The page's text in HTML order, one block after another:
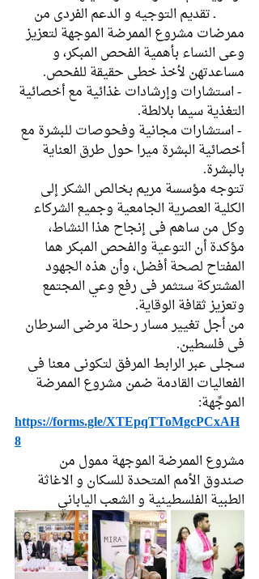
ـ تقديم التوجيه و الدعم الفردي من
ممرضات مشروع الممرضة الموجهة لتعزيز
وعي النساء بأهمية الفحص المبكر، و
مساعدتهن لأخذ خطى حقيقة للفحص.
- استشارات وإرشادات غذائية مع أخصائية
التغذية سيما بلالطة.
- استشارات مجانية وفحوصات للبشرة مع
أخصائية البشرة ميرا حول طرق العناية
بالبشرة.
تتوجه مؤسسة مريم بخالص الشكر إلى
الكلية العصرية الجامعية وجميع الشركاء
وكل من ساهم في إنجاح هذا النشاط،
مؤكدة أن التوعية والفحص المبكر هما
المفتاح لصحة أفضل، وأن هذه الجهود
المشتركة ستثمر في رفع وعي المجتمع
وتعزيز ثقافة الوقاية.
من أجل تغيير مسار رحلة مرضى السرطان
في فلسطين.
سجلي عبر الرابط المرفق لتكوني معنا في
الفعاليات القادمة ضمن مشروع الممرضة
الموجِّهة:
https://forms.gle/XTEpqTToMgcPCxAH
8
مشروع الممرضة الموجهة ممول من
صندوق الأمم المتحدة للسكان و الاغاثة
الطبية الفلسطينية و الشعب الياباني